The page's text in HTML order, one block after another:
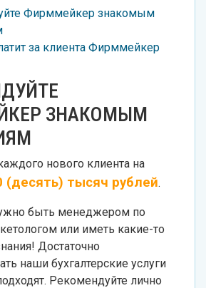
Фирммейкер знакомым
за клиента Фирммейкер
ЗНАКОМЫМ
нового клиента на
(десять) тысяч рублей.
быть менеджером по
или иметь какие-то
Достаточно
наши бухгалтерские услуги
Рекомендуйте лично